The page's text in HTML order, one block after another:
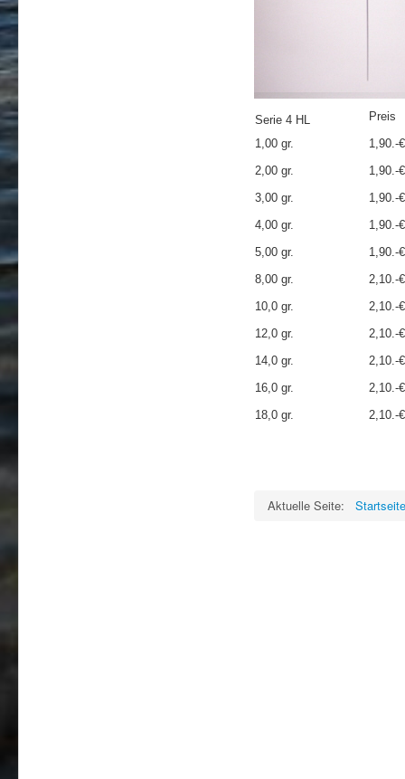
Serie 4 HL
Preis
1,00 gr.
1,90.-€
2,00 gr.
1,90.-€
3,00 gr.
1,90.-€
4,00 gr.
1,90.-€
5,00 gr.
1,90.-€
8,00 gr.
2,10.-€
10,0 gr.
2,10.-€
12,0 gr.
2,10.-€
14,0 gr.
2,10.-€
16,0 gr.
2,10.-€
18,0 gr.
2,10.-€
Aktuelle Seite: Startseite